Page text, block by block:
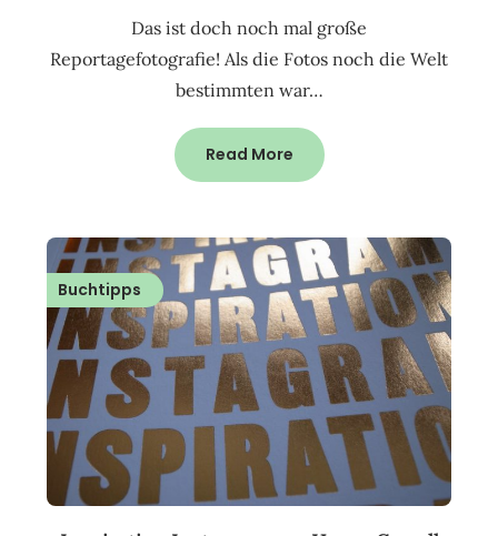
Das ist doch noch mal große
Reportagefotografie! Als die Fotos noch die Welt
bestimmten war…
Read More
Buchtipps